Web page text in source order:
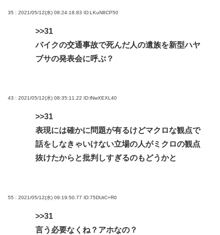
35 : 2021/05/12(水) 08:24:18.83 ID:LKuN8CP50
>>31
バイクの交通事故で死んだ人の遺族を新型ハヤ
ブサの発表会に呼ぶ？
43 : 2021/05/12(水) 08:35:11.22 ID:lNwXEXL40
>>31
表現には確かに問題が有るけどマクロな観点で
話をしなきゃいけない立場の人がミクロの観点
抜けたからと批判しすぎるのもどうかと
55 : 2021/05/12(水) 09:19:50.77 ID:75DUtC+R0
>>31
言う必要なくね？アホなの？